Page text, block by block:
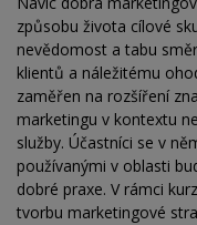
způsobu života cílové
nevědomost a tabu
klientů a náležitému
zaměřen na rozšíření
marketingu v kontextu
služby. Účastníci se v
používanými v oblasti
dobré praxe. V rámci
tvorbu marketingové